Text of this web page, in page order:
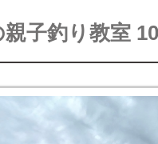
子釣り教室